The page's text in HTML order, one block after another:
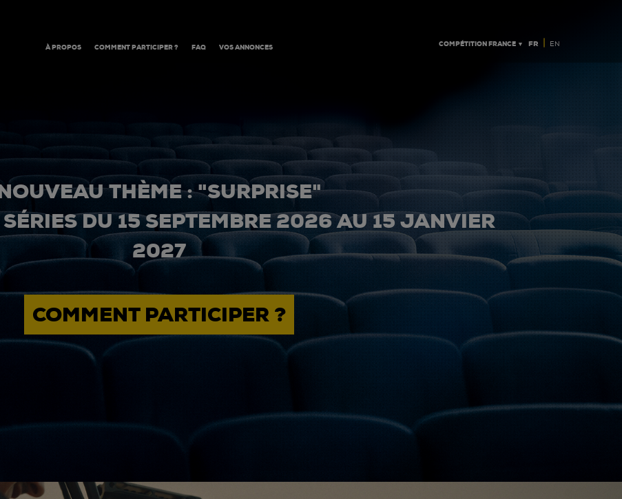
À PROPOS COMMENT PARTICIPER ? FAQ VOS ANNONCES COMPÉTITION FRANCE ▼ FR | EN
THÈME : "SURPRISE"
DU 15 SEPTEMBRE 2026 AU 15 JANVIER
2027
COMMENT PARTICIPER ?